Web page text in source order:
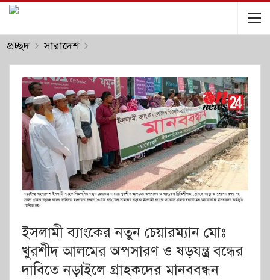
প্রচ্ছদ সারাদেশ
ইসলামী ব্যাংকের নতুন চেয়ারম্যান মোঃ
খুরশীদ আলমের অপসারণ ও ষড়যন্ত্র বন্ধের
দাবিতে নড়াইলে গ্রাহকদের মানববন্ধন